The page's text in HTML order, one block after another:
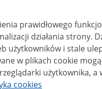
publikowane w serwisie (z
na licencji typu Creative
(CC BY-SA 4.0). Materiały
na licencji typu Creative
4.0 (CC BY-NC-ND 4.0),
prawidłowego
strony. Dzięki nim
użytkowników i stale
użytkownika, a
cookies